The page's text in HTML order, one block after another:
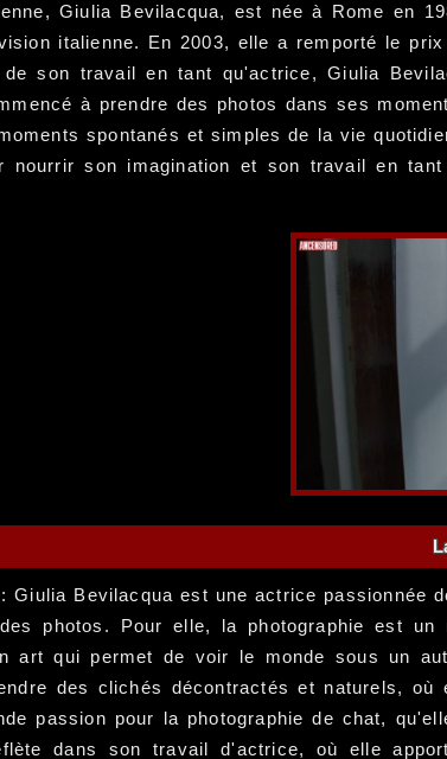
Giulia Bevilacqua, est née à Rome en
italienne. En 2003, elle a remporté le
son travail en tant qu'actrice, Giulia
à prendre des photos dans ses
spontanés et simples de la vie
nourrir son imagination et son travail en
Giulia Bevilacqua est une actrice passionnée
photos. Pour elle, la photographie est
art qui permet de voir le monde sous un
des clichés décontractés et naturels,
passion pour la photographie de chat,
dans son travail d'actrice, où elle